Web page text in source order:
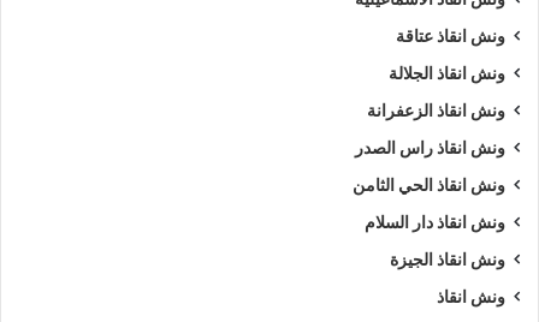
ونش انقاذ عتاقة
ونش انقاذ الجلالة
ونش انقاذ الزعفرانة
ونش انقاذ راس الصدر
ونش انقاذ الحي الثامن
ونش انقاذ دار السلام
ونش انقاذ الجيزة
ونش انقاذ